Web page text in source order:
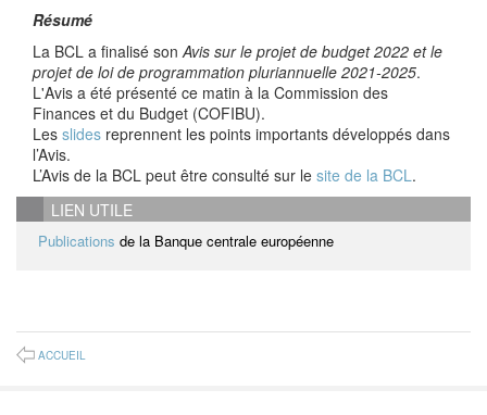
Résumé
La BCL a finalisé sonAvis sur le projet de budget 2022 et le
projet de loi de programmation pluriannuelle 2021-2025.
L'Avis a été présenté ce matin à la Commission des
Finances et du Budget (COFIBU).
Les slides reprennent les points importants développés dans
l’Avis.
L’Avis de la BCL peut être consulté sur le site de la BCL.
LIEN UTILE
Publications de la Banque centrale européenne
ACCUEIL